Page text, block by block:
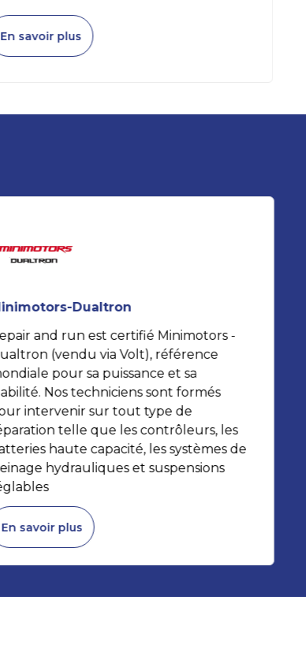
En savoir plus
Dualtron
and run est certifié Minimotors -
(vendu via Volt), référence
pour sa puissance et sa
Nos techniciens sont formés
intervenir sur tout type de
telle que les contrôleurs, les
haute capacité, les systèmes de
hydrauliques et suspensions
En savoir plus